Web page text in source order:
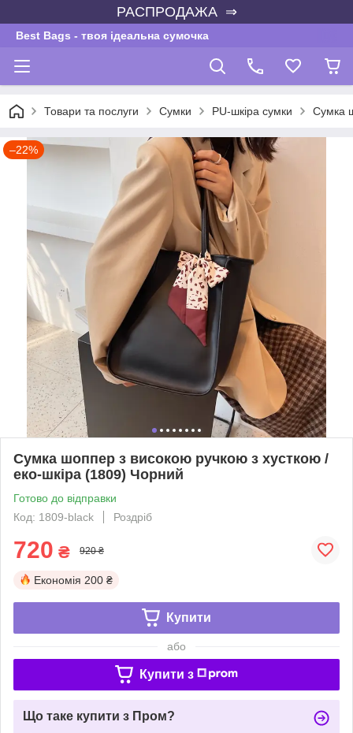
РАСПРОДАЖА ⇒
Best Bags - твоя ідеальна сумочка
Товари та послуги Сумки PU-шкіра сумки Сумка
–22%
Сумка шоппер з високою ручкою з хусткою /
еко-шкіра (1809) Чорний
Готово до відправки
Код: 1809-black
Роздріб
720 ₴ 920 ₴
Економія 200 ₴
Купити
або
Купити з
Що таке купити з Пром?